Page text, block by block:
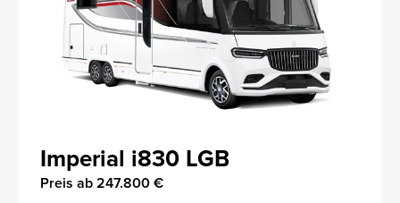
Imperial i830 LGB
Preis ab 247.800 €